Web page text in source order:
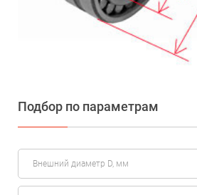
Подбор по параметрам